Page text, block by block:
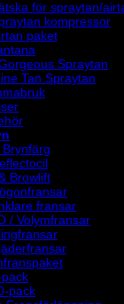
för spraytan/
kompressor
paket
Spraytan
Tan Spraytan
Browlift
fransar
/ Volymfransar
pack